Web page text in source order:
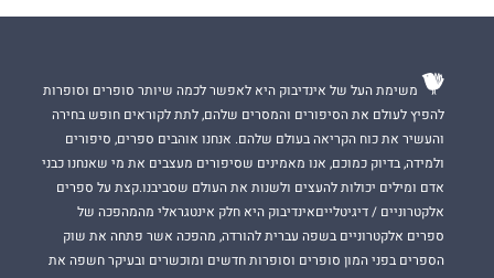
משימת העל של אינדיבוק היא לאפשר לכמה שיותר סופרים וסופרות
להפיץ לעולם את הסיפורים והמסרים שלהם, לתת לקוראים חופש בחירה
והעשיר את כוח הקריאה בעולם שלהם. אנחנו אוהבים ספרים, סיפורים
ולמידה, בדיוק כמוכם, אנו מאמינים שסיפורים מעצבים את מי שאנחנו כבני
אדם ומילים יכולות להעצים ולשנות את העולם שסביבנו.קצת על ספרים
אלקטרוניים / דיגיטלייםאינדיבוק היא חלק אינטגראלי מהמהפכה של
ספרים אלקטרוניים בשפה עברית להורדה, מהפכה אשר פתחה את שוק
הספרים בפני המון סופרים וסופרות חדשים ומוכשרים ובעיקר חשפה את